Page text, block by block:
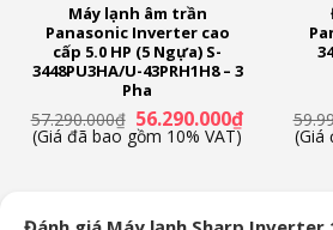
Công nghệ Plasmacluster ion
Sharp trang bị cho dòng máy lạnh
Máy lạnh âm trần
Panasonic Inverter cao
cấp 5.0 HP (5 Ngựa) S-
3448PU3HA/U-43PRH1H8 – 3
Pha
57.290.000₫ Giá
gốc
là:
56.290.000₫Giá
(Giá đã bao gồm 10% VAT) (Giá